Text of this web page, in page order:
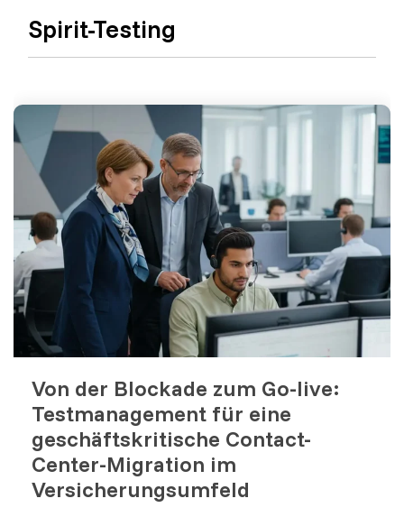
AI Essentials
AI Foundation
Digital Accessibility
Software Development Engineer in Test
Selenium 4 Tester Foundation
Security Essentials
Xray - Testmanagement für Jira
Xray Essentials
Xray für Power User
Spirit-Testing
Von der Blockade zum Go-live:
Testmanagement für eine
geschäftskritische Contact-
Center-Migration im
Versicherungsumfeld